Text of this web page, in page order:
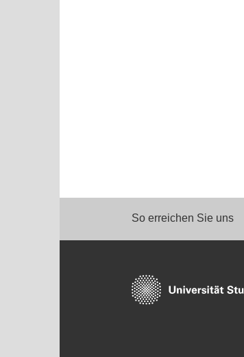
So erreichen Sie uns